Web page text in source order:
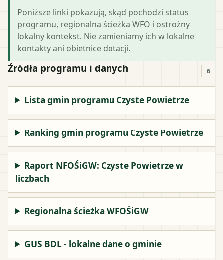
Poniższe linki pokazują, skąd pochodzi status
programu, regionalna ścieżka WFO i ostrożny
lokalny kontekst. Nie zamieniamy ich w lokalne
kontakty ani obietnice dotacji.
Źródła programu i danych 6
Lista gmin programu Czyste Powietrze
Ranking gmin programu Czyste Powietrze
Raport NFOŚiGW: Czyste Powietrze w
liczbach
Regionalna ścieżka WFOŚiGW
GUS BDL - lokalne dane o gminie